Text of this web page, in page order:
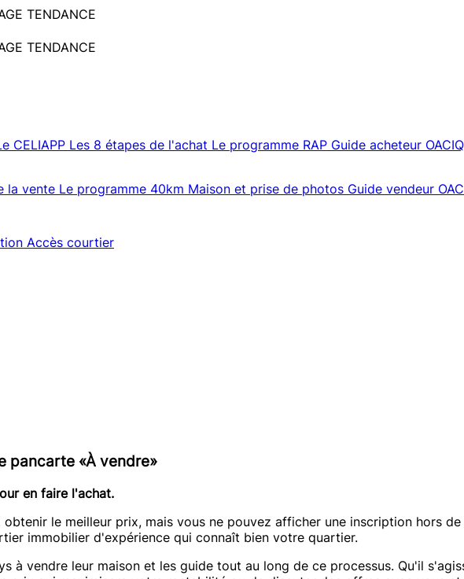
TENDANCE
TENDANCE
CELIAPP Les 8 étapes de l'achat Le programme RAP Guide acheteur OACIQ
la vente Le programme 40km Maison et prise de photos Guide vendeur
Accès courtier
pancarte «À vendre»
en faire l'achat.
le meilleur prix, mais vous ne pouvez afficher une inscription hors
immobilier d'expérience qui connaît bien votre quartier.
à vendre leur maison et les guide tout au long de ce processus. Qu'il